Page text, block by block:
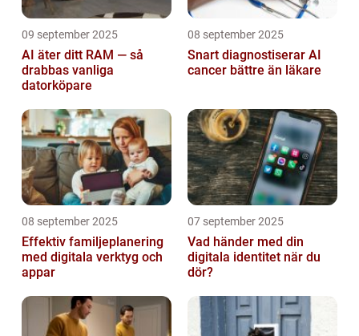
09 september 2025
AI äter ditt RAM — så
drabbas vanliga
datorköpare
08 september 2025
Snart diagnostiserar AI
cancer bättre än läkare
08 september 2025
Effektiv familjeplanering
med digitala verktyg och
appar
07 september 2025
Vad händer med din
digitala identitet när du
dör?